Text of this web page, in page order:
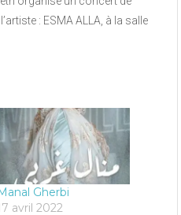
: ESMA ALLA, à la salle
Gherbi
avril 2022